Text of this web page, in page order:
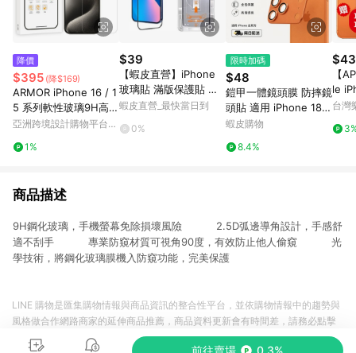
降價
$395 (降$169)
ARMOR iPhone 16 / 1
5 系列軟性玻璃9H高清
螢幕保護貼
亞洲跨境設計購物平台
1%
$39
【蝦皮直營】iPhone
玻璃貼 滿版保護貼 無
塵倉 12 13 14 15 16 17
蝦皮直營_最快當日到
0%
限時加碼
$48
鎧甲一體鏡頭膜 防摔鏡
頭貼 適用 iPhone 18 1
7 16 15 14 pro Max pl
蝦皮購物
8.4%
【
le
吋
光玻
台灣
商品描述
9H鋼化玻璃，手機螢幕免除損壞風險 2.5D弧邊導角設計，手感舒
適不刮手 專業防窺材質可視角90度，有效防止他人偷窺 光
學技術，將鋼化玻璃膜機入防窺功能，完美保護
前往賣場 0.3%
LINE 購物是匯集購物情報與商品資訊的整合性平台，並依購物情報中的趨勢與
風格做合作網路商家的延伸商品推薦，商品資料更新會有時間差，請務必點擊
商品至各合作網路商家，確認現售價與購物條件，一切資訊以合作廠商網頁為